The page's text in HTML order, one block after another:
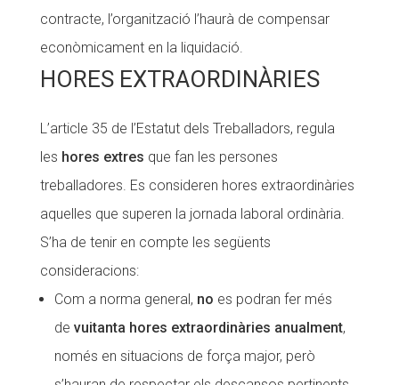
contracte, l’organització l’haurà de compensar
econòmicament en la liquidació.
HORES EXTRAORDINÀRIES
L’article 35 de l’Estatut dels Treballadors, regula
les hores extres que fan les persones
treballadores. Es consideren hores extraordinàries
aquelles que superen la jornada laboral ordinària.
S’ha de tenir en compte les següents
consideracions:
Com a norma general, no es podran fer més
de vuitanta hores extraordinàries anualment,
només en situacions de força major, però